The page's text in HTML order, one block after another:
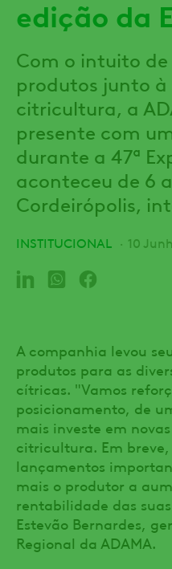
edição da
Com o intuito
produtos junto
citricultura, a
presente com
durante a 47ª
aconteceu de 6
Cordeirópolis,
INSTITUCIONAL 10
A companhia levou
produtos para as
cítricas. "Vamos
posicionamento, de
mais investe em
citricultura. Em
lançamentos
mais o produtor a
rentabilidade das
Estevão Bernardes,
Regional da ADAMA.